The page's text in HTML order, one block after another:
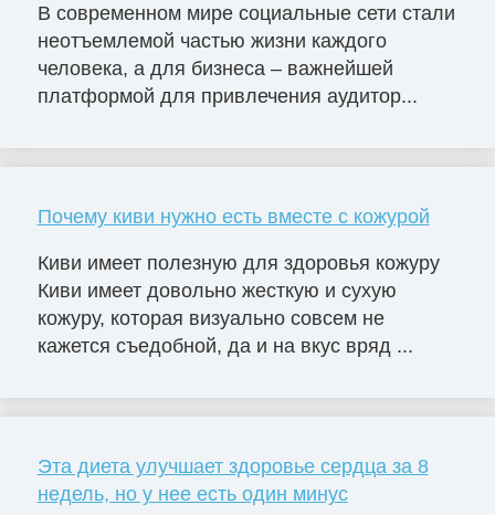
В современном мире социальные сети стали
неотъемлемой частью жизни каждого
человека, а для бизнеса – важнейшей
платформой для привлечения аудитор...
Почему киви нужно есть вместе с кожурой
Киви имеет полезную для здоровья кожуру
Киви имеет довольно жесткую и сухую
кожуру, которая визуально совсем не
кажется съедобной, да и на вкус вряд ...
Эта диета улучшает здоровье сердца за 8
недель, но у нее есть один минус